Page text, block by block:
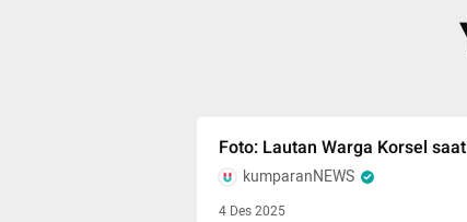
Foto: Lautan Warga Korsel
kumparanNEWS
4 Des 2025